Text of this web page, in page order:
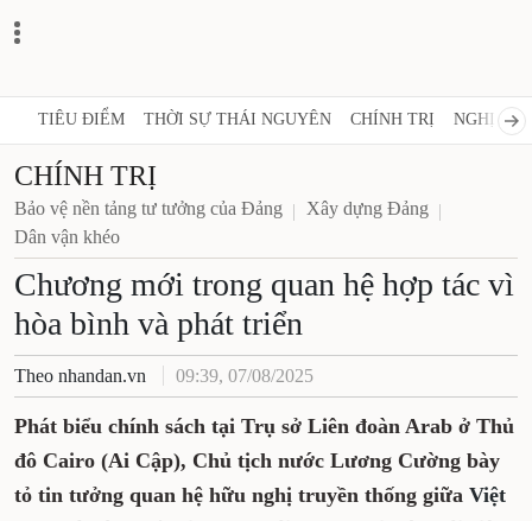
TIÊU ĐIỂM THỜI SỰ THÁI NGUYÊN CHÍNH TRỊ NGHỊ
CHÍNH TRỊ
Bảo vệ nền tảng tư tưởng của Đảng
Xây dựng Đảng
Dân vận khéo
Chương mới trong quan hệ hợp tác vì
hòa bình và phát triển
Theo nhandan.vn 09:39, 07/08/2025
Phát biểu chính sách tại Trụ sở Liên đoàn Arab ở Thủ
đô Cairo (Ai Cập), Chủ tịch nước Lương Cường bày
tỏ tin tưởng quan hệ hữu nghị truyền thống giữa Việt